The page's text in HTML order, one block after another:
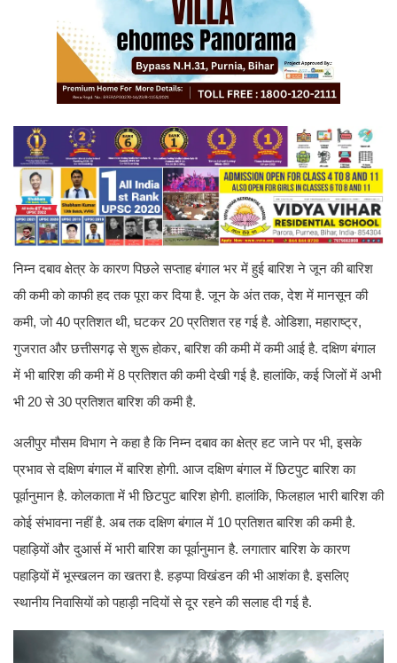
निम्न दबाव क्षेत्र के कारण पिछले सप्ताह बंगाल भर में हुई बारिश ने जून की बारिश
की कमी को काफी हद तक पूरा कर दिया है. जून के अंत तक, देश में मानसून की
कमी, जो 40 प्रतिशत थी, घटकर 20 प्रतिशत रह गई है. ओडिशा, महाराष्ट्र,
गुजरात और छत्तीसगढ़ से शुरू होकर, बारिश की कमी में कमी आई है. दक्षिण बंगाल
में भी बारिश की कमी में 8 प्रतिशत की कमी देखी गई है. हालांकि, कई जिलों में अभी
भी 20 से 30 प्रतिशत बारिश की कमी है.
अलीपुर मौसम विभाग ने कहा है कि निम्न दबाव का क्षेत्र हट जाने पर भी, इसके
प्रभाव से दक्षिण बंगाल में बारिश होगी. आज दक्षिण बंगाल में छिटपुट बारिश का
पूर्वानुमान है. कोलकाता में भी छिटपुट बारिश होगी. हालांकि, फिलहाल भारी बारिश की
कोई संभावना नहीं है. अब तक दक्षिण बंगाल में 10 प्रतिशत बारिश की कमी है.
पहाड़ियों और दुआर्स में भारी बारिश का पूर्वानुमान है. लगातार बारिश के कारण
पहाड़ियों में भूस्खलन का खतरा है. हड़प्पा विखंडन की भी आशंका है. इसलिए
स्थानीय निवासियों को पहाड़ी नदियों से दूर रहने की सलाह दी गई है.